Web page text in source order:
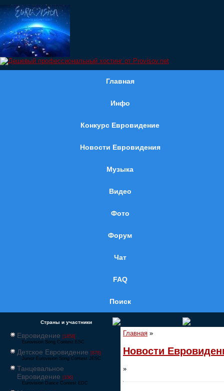
Главная
Инфо
Конкурс Евровидение
Новости Евровидения
Музыка
Видео
Фото
Форум
Чат
FAQ
Поиск
Страны и участники
Евровидение [1858]
Eurovision Song Contest ESC
Детское Евровидение [878]
Junior Eurovision Song Contest JESC
Танцевальное
Евровидение [106]
Eurovision Dance Contest EDC
Главная »
Новости
»